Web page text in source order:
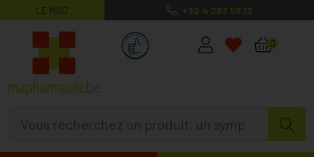
LE MAG’ +32 4 263 56 12
MaPharmacie.be ma santé, mes
0